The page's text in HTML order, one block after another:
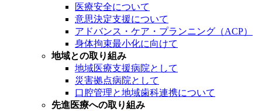
医療安全について
意思決定支援について
アドバンス・ケア・プランニング（ACP）
身体拘束最小化に向けて
地域との取り組み
地域医療支援病院として
災害拠点病院として
口腔管理と地域歯科連携について
先進医療への取り組み